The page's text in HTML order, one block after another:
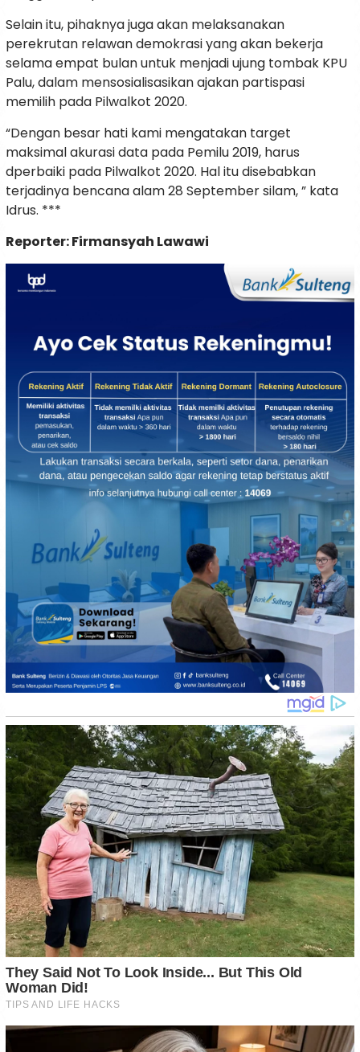
Selain itu, pihaknya juga akan melaksanakan
perekrutan relawan demokrasi yang akan bekerja
selama empat bulan untuk menjadi ujung tombak KPU
Palu, dalam mensosialisasikan ajakan partispasi
memilih pada Pilwalkot 2020.
“Dengan besar hati kami mengatakan target
maksimal akurasi data pada Pemilu 2019, harus
dperbaiki pada Pilwalkot 2020. Hal itu disebabkan
terjadinya bencana alam 28 September silam, ” kata
Idrus. ***
Reporter: Firmansyah Lawawi